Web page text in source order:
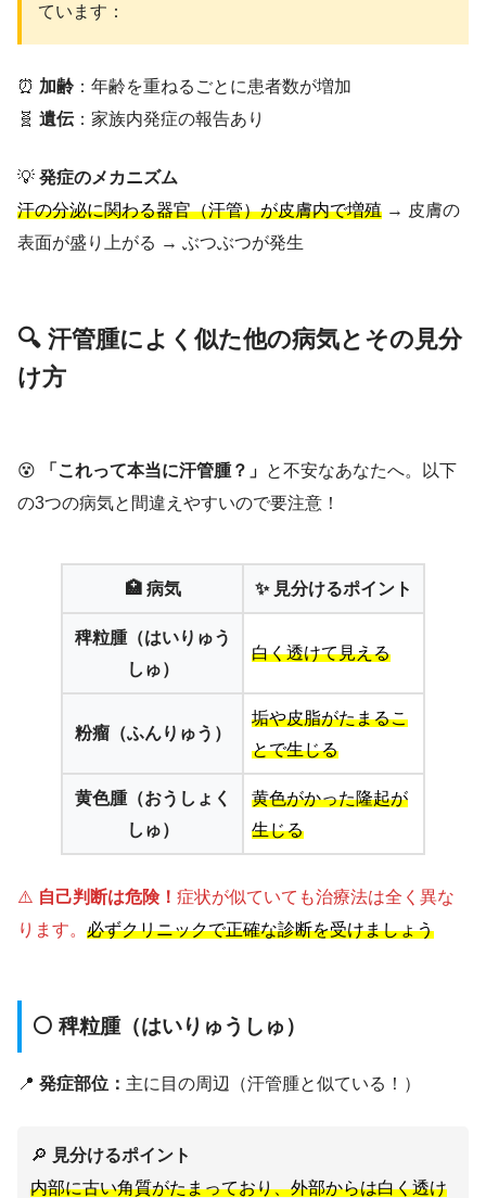
ています：
⏰ 加齢 ：年齢を重ねるごとに患者数が増加
🧬 遺伝：家族内発症の報告あり
💡 発症のメカニズム
汗の分泌に関わる器官（汗管）が皮膚内で増殖 → 皮膚の
表面が盛り上がる → ぶつぶつが発生
🔍 汗管腫によく似た他の病気とその見分
け方
😵 「これって本当に汗管腫？」 と不安なあなたへ。以下
の3つの病気と間違えやすいので要注意！
🏥 病気 ✨ 見分けるポイント
稗粒腫（はいりゅう
しゅ）
白く透けて見える
粉瘤（ふんりゅう）
垢や皮脂がたまるこ
とで生じる
黄色腫（おうしょく
しゅ）
黄色がかった隆起が
生じる
⚠️ 自己判断は危険！ 症状が似ていても治療法は全く異な
ります。 必ずクリニックで正確な診断を受けましょう
⚪ 稗粒腫（はいりゅうしゅ）
📍 発症部位： 主に目の周辺（汗管腫と似ている！）
🔎 見分けるポイント
内部に古い角質がたまっており、外部からは白く透け